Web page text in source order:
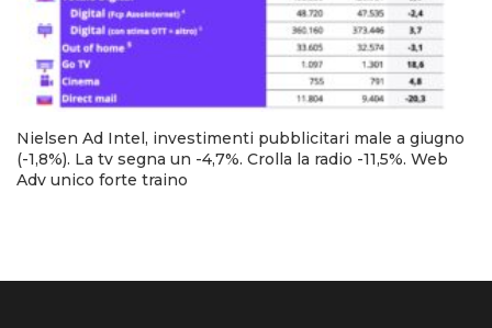
Nielsen Ad Intel, investimenti pubblicitari male a giugno
(-1,8%). La tv segna un -4,7%. Crolla la radio -11,5%. Web
Adv unico forte traino